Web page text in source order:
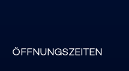
ÖFFNUNGSZEITEN